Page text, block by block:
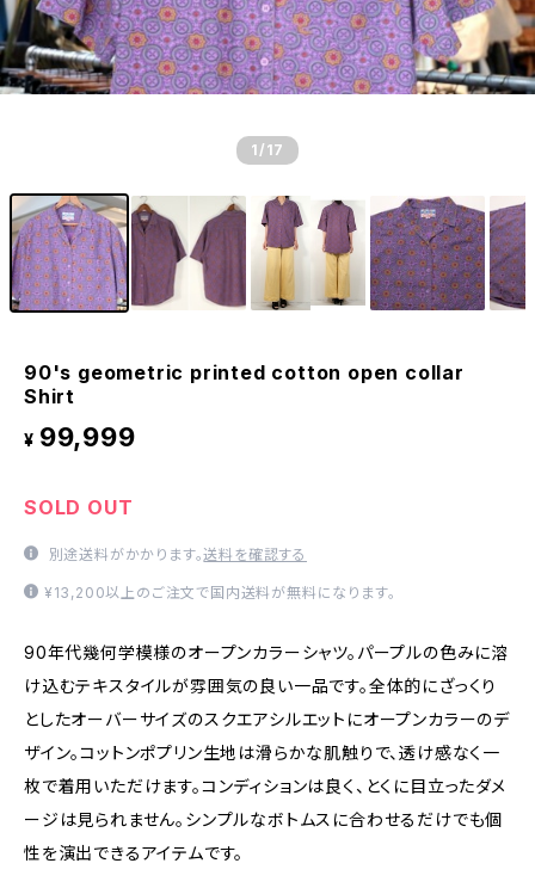
1 /17
90's geometric printed cotton open collar
Shirt
¥ 99,999
SOLD OUT
別途送料がかかります。送料を確認する
¥13,200以上のご注文で国内送料が無料になります。
90年代幾何学模様のオープンカラーシャツ。パープルの色みに溶
け込むテキスタイルが雰囲気の良い一品です。全体的にざっくり
としたオーバーサイズのスクエアシルエットにオープンカラーのデ
ザイン。コットンポプリン生地は滑らかな肌触りで、透け感なく一
枚で着用いただけます。コンディションは良く、とくに目立ったダメ
ージは見られません。シンプルなボトムスに合わせるだけでも個
性を演出できるアイテムです。